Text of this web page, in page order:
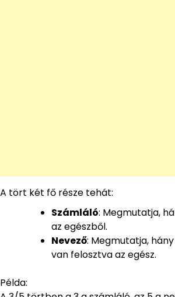
A tört két fő része tehát:
Számláló: Megmutatja,
az egészből.
Nevező: Megmutatja,
van felosztva az egész.
Példa: